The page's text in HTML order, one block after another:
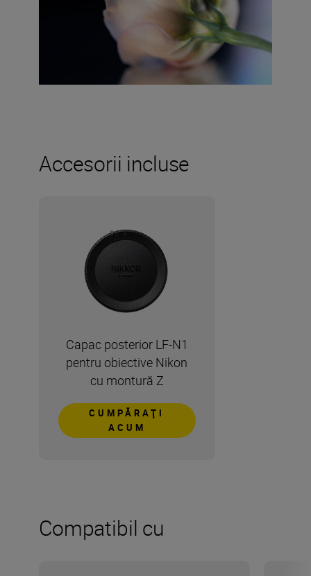
Accesorii incluse
Capac posterior LF-N1
pentru obiective Nikon
cu montură Z
CUMPĂRAŢI
ACUM
Compatibil cu